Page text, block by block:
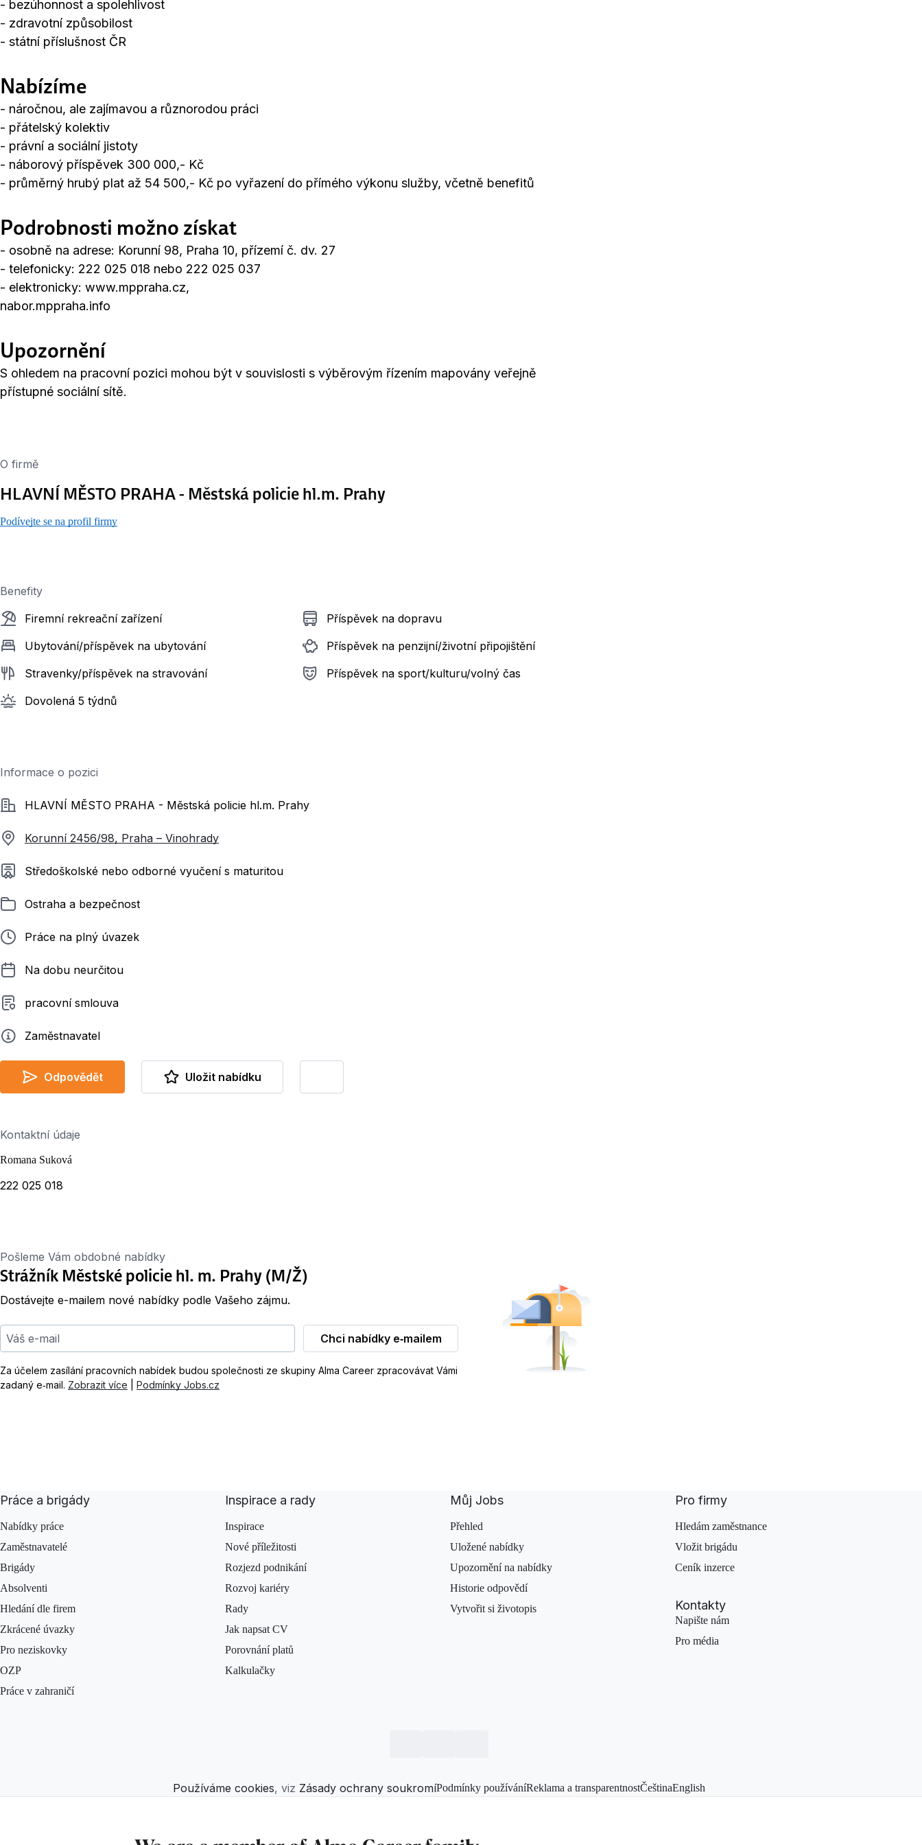
- bezúhonnost a spolehlivost
- zdravotní způsobilost
- státní příslušnost ČR
Nabízíme
- náročnou, ale zajímavou a různorodou práci
- přátelský kolektiv
- právní a sociální jistoty
- náborový příspěvek 300 000,- Kč
- průměrný hrubý plat až 54 500,- Kč po vyřazení do přímého výkonu služby, včetně benefitů
Podrobnosti možno získat
- osobně na adrese: Korunní 98, Praha 10, přízemí č. dv. 27
- telefonicky: 222 025 018 nebo 222 025 037
- elektronicky: www.mppraha.cz,
nabor.mppraha.info
Upozornění
S ohledem na pracovní pozici mohou být v souvislosti s výběrovým řízením mapovány veřejně
přístupné sociální sítě.
O firmě
HLAVNÍ MĚSTO PRAHA - Městská policie hl.m. Prahy
Podívejte se na profil firmy
Benefity
Firemní rekreační zařízení
Ubytování/příspěvek na ubytování
Stravenky/příspěvek na stravování
Dovolená 5 týdnů
Příspěvek na dopravu
Příspěvek na penzijní/životní připojištění
Příspěvek na sport/kulturu/volný čas
Informace o pozici
SpolečnostHLAVNÍ MĚSTO PRAHA - Městská policie hl.m. Prahy
Korunní 2456/98, Praha – Vinohrady
Požadované vzdělání
Středoškolské nebo odborné vyučení s maturitou
ZařazenoOstraha a bezpečnost
Typ pracovního poměru
Práce na plný úvazek
Délka pracovního poměru
Na dobu neurčitou
Typ smluvního vztahu
pracovní smlouva
ZadavatelZaměstnavatel
Odpovědět Uložit nabídku
Kontaktní údaje
Romana Suková
222 025 018
Pošleme Vám obdobné nabídky
Strážník Městské policie hl. m. Prahy (M/Ž)
Dostávejte e-mailem nové nabídky podle Vašeho zájmu.
Váš e-mail
Chci nabídky e‑mailem
Za účelem zasílání pracovních nabídek budou společnosti ze skupiny Alma Career zpracovávat Vámi
zadaný e‑mail. Zobrazit více Podmínky Jobs.cz
Práce a brigády
Nabídky práce
Zaměstnavatelé
Brigády
Absolventi
Hledání dle firem
Zkrácené úvazky
Pro neziskovky
OZP
Práce v zahraničí
Inspirace a rady
Inspirace
Nové příležitosti
Rozjezd podnikání
Rozvoj kariéry
Rady
Jak napsat CV
Porovnání platů
Kalkulačky
Můj Jobs
Přehled
Uložené nabídky
Upozornění na nabídky
Historie odpovědí
Vytvořit si životopis
Pro firmy
Hledám zaměstnance
Vložit brigádu
Ceník inzerce
Kontakty
Napište nám
Pro média
Používáme cookies, viz Zásady ochrany soukromíPodmínky používáníReklama a transparentnostČeštinaEnglish